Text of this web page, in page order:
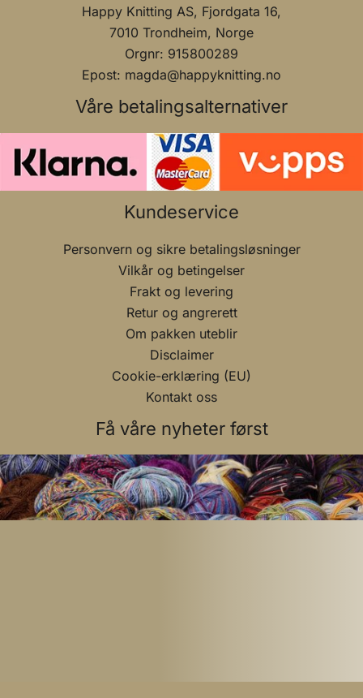
Happy Knitting AS, Fjordgata 16,
7010 Trondheim, Norge
Orgnr: 915800289
Epost: magda@happyknitting.no
Våre betalingsalternativer
Kundeservice
Personvern og sikre betalingsløsninger
Vilkår og betingelser
Frakt og levering
Retur og angrerett
Om pakken uteblir
Disclaimer
Cookie-erklæring (EU)
Kontakt oss
Få våre nyheter først